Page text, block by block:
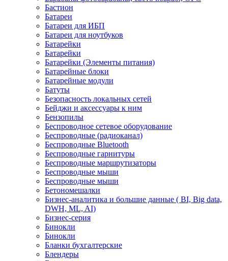
Бастион
Батареи
Батареи для ИБП
Батареи для ноутбуков
Батарейки
Батарейки
Батарейки (Элементы питания)
Батарейные блоки
Батарейные модули
Батуты
Безопасность локальных сетей
Бейджи и аксесcуары к ним
Бензопилы
Беспроводное сетевое оборудование
Беспроводные (радиоканал)
Беспроводные Bluetooth
Беспроводные гарнитуры
Беспроводные маршрутизаторы
Беспроводные мыши
Беспроводные мыши
Бетономешалки
Бизнес-аналитика и большие данные ( BI, Big data,
DWH, ML, AI)
Бизнес-серия
Бинокли
Бинокли
Бланки бухгалтерские
Блендеры